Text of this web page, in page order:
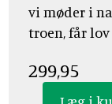
vi møder i
troen, får
299,95